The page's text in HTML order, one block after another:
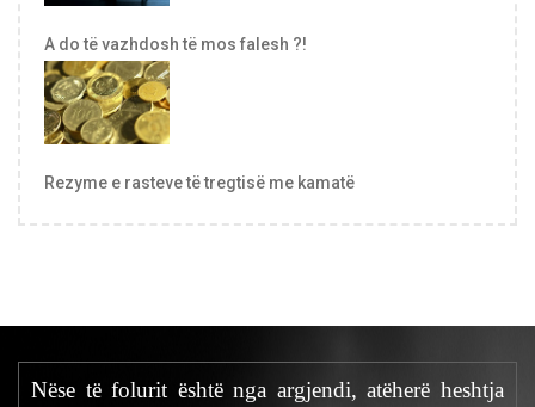
A do të vazhdosh të mos falesh ?!
Rezyme e rasteve të tregtisë me kamatë
Nëse të folurit është nga argjendi, atëherë heshtja